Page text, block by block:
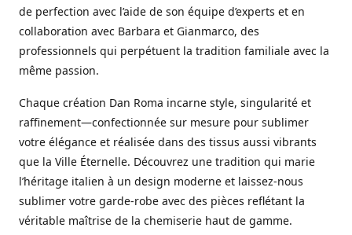
de perfection avec l’aide de son équipe d’experts et en
collaboration avec Barbara et Gianmarco, des
professionnels qui perpétuent la tradition familiale avec la
même passion.
Chaque création Dan Roma incarne style, singularité et
raffinement—confectionnée sur mesure pour sublimer
votre élégance et réalisée dans des tissus aussi vibrants
que la Ville Éternelle. Découvrez une tradition qui marie
l’héritage italien à un design moderne et laissez-nous
sublimer votre garde-robe avec des pièces reflétant la
véritable maîtrise de la chemiserie haut de gamme.